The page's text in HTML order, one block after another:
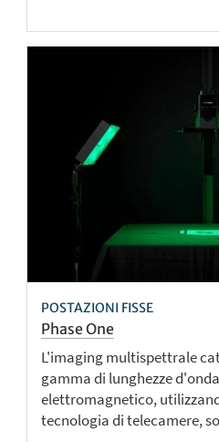
POSTAZIONI FISSE
Phase One
L'imaging multispettrale
gamma di lunghezze
elettromagnetico,
tecnologia di telecamere,